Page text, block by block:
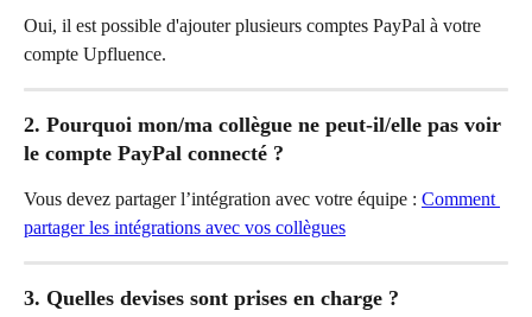
Oui, il est possible d'ajouter plusieurs comptes PayPal à votre
compte Upfluence.
2. Pourquoi mon/ma collègue ne peut-il/elle pas voir
le compte PayPal connecté ?
Vous devez partager l’intégration avec votre équipe : Comment
partager les intégrations avec vos collègues
3. Quelles devises sont prises en charge ?